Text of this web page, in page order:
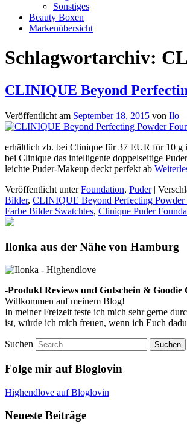
Sonstiges
Beauty Boxen
Markenübersicht
Schlagwortarchiv:
CLINIQUE Beyond
Veröffentlicht am September 18, 2015 von Ilo
erhältlich zb. bei Clinique für 37 EUR für 10 g
bei Clinique das intelligente doppelseitige
leichte Puder-Makeup deckt perfekt ab
Veröffentlicht unter Foundation, Puder |
Bilder, CLINIQUE Beyond Perfecting Powder
Farbe Bilder Swatchtes, Clinique Puder
Ilonka aus der Nähe von Hamburg
-Produkt Reviews und Gutschein & Goodie
Willkommen auf meinem Blog!
In meiner Freizeit teste ich mich sehr gerne
ist, würde ich mich freuen, wenn ich Euch
Suchen
Folge mir auf Bloglovin
Highendlove auf Bloglovin
Neueste Beiträge